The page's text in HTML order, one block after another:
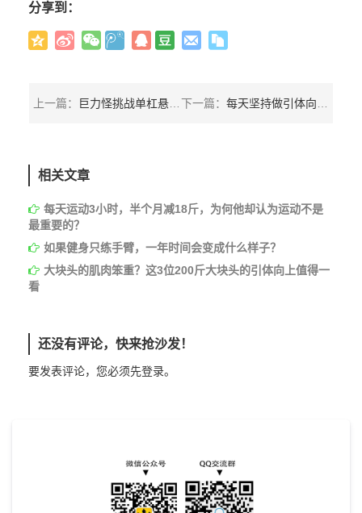
分享到：
上一篇： 巨力怪挑战单杠悬垂坚持了85秒，网友：能坚持60秒就是高手 下一篇： 每天坚持做引体向上，30天后上拉的力量会提高多少？
相关文章
每天运动3小时，半个月减18斤，为何他却认为运动不是
最重要的？
如果健身只练手臂，一年时间会变成什么样子？
大块头的肌肉笨重？这3位200斤大块头的引体向上值得一
看
还没有评论，快来抢沙发！
要发表评论，您必须先登录。